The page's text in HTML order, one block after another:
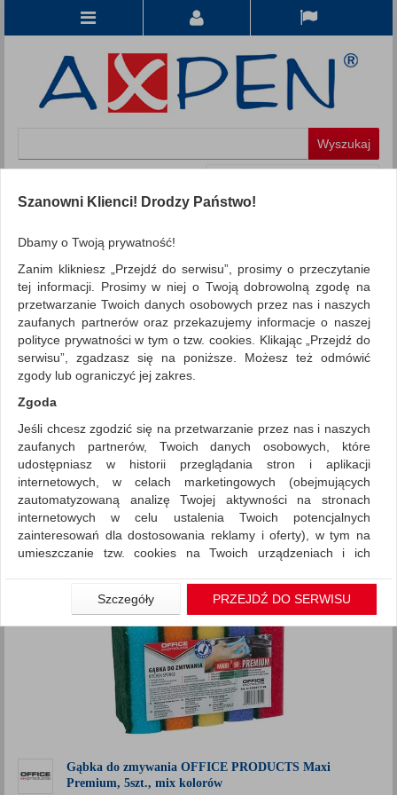
WSZYSTKIE KATEGORIE
FILTRY
Więcej
REKLAMA
AKTUALNOŚCI
~ Nagrody Promocje
ZNALEZIONYCH PRODUKTÓW: 1 Porównaj (0)
Sortuj po Standardowe
Siatka Lista
Gąbka do zmywania OFFICE PRODUCTS Maxi
Premium, 5szt., mix kolorów
Szanowni Klienci! Drodzy Państwo!
Dbamy o Twoją prywatność!
Zanim klikniesz „Przejdź do serwisu”, prosimy o przeczytanie
tej informacji. Prosimy w niej o Twoją dobrowolną zgodę na
przetwarzanie Twoich danych osobowych przez nas i naszych
zaufanych partnerów oraz przekazujemy informacje o naszej
polityce prywatności w tym o tzw. cookies. Klikając „Przejdź do
serwisu”, zgadzasz się na poniższe. Możesz też odmówić
zgody lub ograniczyć jej zakres.
Zgoda
Jeśli chcesz zgodzić się na przetwarzanie przez nas i naszych
zaufanych partnerów, Twoich danych osobowych, które
udostępniasz w historii przeglądania stron i aplikacji
internetowych, w celach marketingowych (obejmujących
zautomatyzowaną analizę Twojej aktywności na stronach
internetowych w celu ustalenia Twoich potencjalnych
zainteresowań dla dostosowania reklamy i oferty), w tym na
umieszczanie tzw. cookies na Twoich urządzeniach i ich
Jeśli nie chcesz wyrazić zgody lub ograniczyć jej zakres, kliknij
„Szczegóły”, gdzie znajdziesz wszelkie informacje o tym jak to
zrobić . Te same informacje znajdziesz także na podstronie z
naszą polityką prywatności obowiązującą od 25 maja 2018.
W przypadku użytkowników zalogowanych, aby umożliwić
prawidłową realizację Umowy z Państwem i związane z tym
prawidłowe działanie naszej strony www, a w szczególności
np. wysłanie potwierdzenia zamówienia na Państwa email lub
czy cenach indywidualnych, ważna jest Państwa wcześniejsza
zgoda której udzieliliście podczas zakładania konta.
Szczegóły PRZEJDŹ DO SERWISU